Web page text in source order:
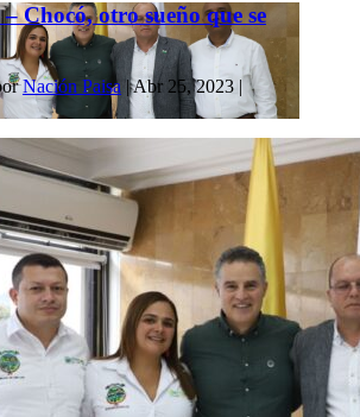
Chocó, otro sueño que se
Nación Paisa|Abr 25, 2023|